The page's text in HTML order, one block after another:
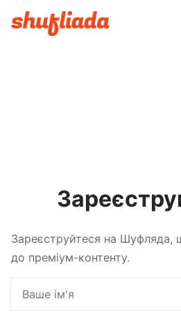
Зареєструйтеся на Шуфляда,
до преміум-контенту.